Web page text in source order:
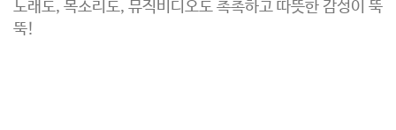
노래도, 목소리도, 뮤직비디오도 촉촉하고 따뜻한 감성이 뚝
뚝!